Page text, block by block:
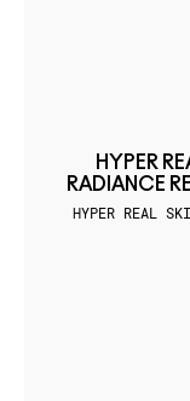
HYPER
RADIANCE
HYPER REAL